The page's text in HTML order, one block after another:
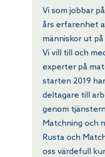
Vi som jobbar
års erfarenhet
människor ut
Vi vill till och
experter på
starten 2019
deltagare till
genom
Matchning och
Rusta och
oss värdefull